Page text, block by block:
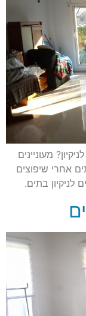
מעוניינים
אחרי שיפוצים
לניקיון בתים.